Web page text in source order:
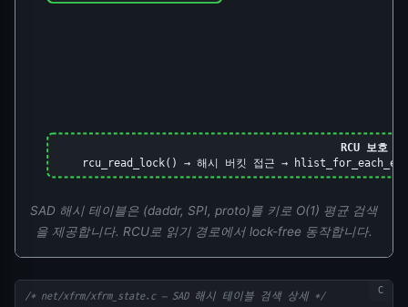
RCU 보호
rcu_read_lock() → 해시 버킷 접근 →
SAD 해시 테이블은 (daddr, SPI, proto)를 키로 O(1) 평균 검색
을 제공합니다. RCU로 읽기 경로에서 lock-free 동작합니다.
/* net/xfrm/xfrm_state.c — SAD 해시 테이블 검색 상세 */